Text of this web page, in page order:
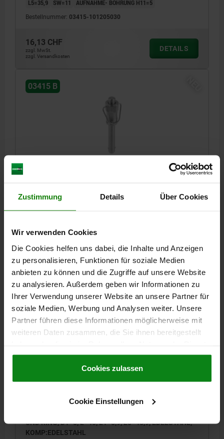
Zustimmung Details Über Cookies
Wir verwenden Cookies
Die Cookies helfen uns dabei, die Inhalte und Anzeigen
zu personalisieren, Funktionen für soziale Medien
anbieten zu können und die Zugriffe auf unsere Website
zu analysieren. Außerdem geben wir Informationen zu
Ihrer Verwendung unserer Website an unsere Partner für
soziale Medien, Werbung und Analysen weiter. Unsere
Partner führen diese Informationen möglicherweise mit
weiteren Daten zusammen, die Sie ihnen bereitgestellt
gesammelt haben.Cookie Richtlinien
Datenschutz|AGB
Cookies zulassen
Cookie Einstellungen
L5=35,9
SW=11 AUFNAHME- BOHRUNG H11=5
Bestellnummer: 03415-101205030
16,13 CHF
zzgl. MwSt.
zzgl. Versandkosten
DETAILS
03415 B
KUGELSPERRBOLZEN, FORM:B MIT GRIFFMULDE
BOLZENDURCHMESSER=5
D2=5,5 D3=10 D4=18,3
L5=40,9
SW=11 AUFNAHME- BOHRUNG H11=5
Bestellnummer:03415-101205035
16,38 CHF
zzgl. MwSt.
zzgl. Versandkosten
NEU
03415 B
UND RING, D1=5, L=40, L1=5,9, L5=45,9, EDELSTAHL,
KOMP:EDELSTAHL